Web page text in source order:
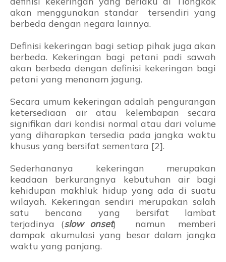
akan menggunakan standar tersendiri yang
berbeda dengan negara lainnya.
Definisi kekeringan bagi setiap pihak juga akan
berbeda. Kekeringan bagi petani padi sawah
akan berbeda dengan definisi kekeringan bagi
petani yang menanam jagung.
Secara umum kekeringan adalah pengurangan
ketersediaan air atau kelembapan secara
signifikan dari kondisi normal atau dari volume
yang diharapkan tersedia pada jangka waktu
khusus yang bersifat sementara [2].
Sederhananya kekeringan merupakan
keadaan berkurangnya kebutuhan air bagi
kehidupan makhluk hidup yang ada di suatu
wilayah. Kekeringan sendiri merupakan salah
satu bencana yang bersifat lambat
terjadinya (slow onset) namun memberi
dampak akumulasi yang besar dalam jangka
waktu yang panjang.